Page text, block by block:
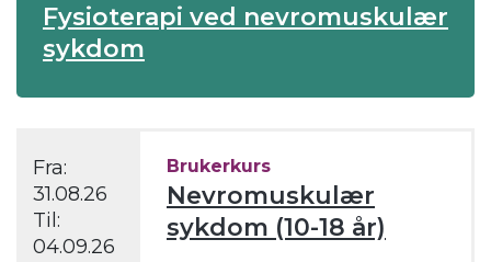
Fysioterapi ved nevromuskulær
sykdom
Fra:
31.08.26
Til:
04.09.26
Brukerkurs
Nevromuskulær
sykdom (10-18 år)